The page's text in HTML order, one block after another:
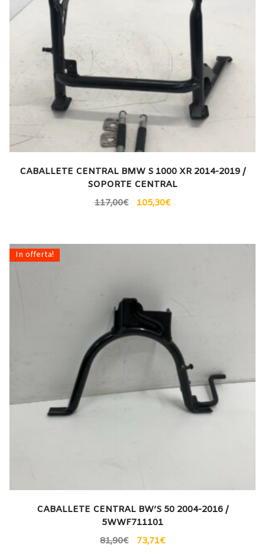
CABALLETE CENTRAL BMW S 1000 XR 2014-2019 /
SOPORTE CENTRAL
117,00€ 105,30€
In offerta!
CABALLETE CENTRAL BW’S 50 2004-2016 /
5WWF711101
81,90€ 73,71€